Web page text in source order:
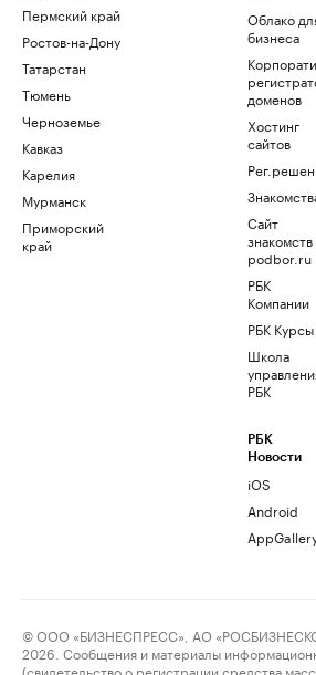
Пермский край
Ростов-на-Дону
Татарстан
Тюмень
Черноземье
Кавказ
Карелия
Мурманск
Приморский
край
Облако
бизнеса
доменов
Хостинг
сайтов
Сайт
знакомств
podbor.ru
РБК
Компании
РБК Курсы
Школа
РБК
РБК
Новости
iOS
Android
© ООО «БИЗНЕСПРЕСС», АО
2026. Сообщения и материалы
(свидетельство о регистрации средства